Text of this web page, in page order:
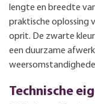
lengte en breedte
praktische oplossing
oprit. De zwarte
een duurzame
Technische